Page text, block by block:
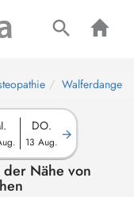
Walferdange
DO.
13 Aug.
der Nähe von